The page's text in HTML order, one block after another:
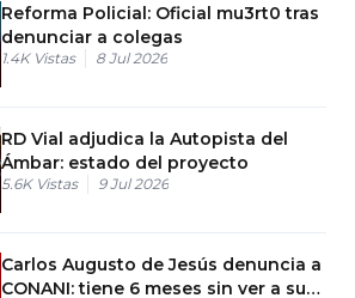
Reforma Policial: Oficial mu3rt0 tras
denunciar a colegas
1.4K Vistas 8 Jul 2026
RD Vial adjudica la Autopista del
Ámbar: estado del proyecto
5.6K Vistas 9 Jul 2026
Carlos Augusto de Jesús denuncia a
CONANI: tiene 6 meses sin ver a su